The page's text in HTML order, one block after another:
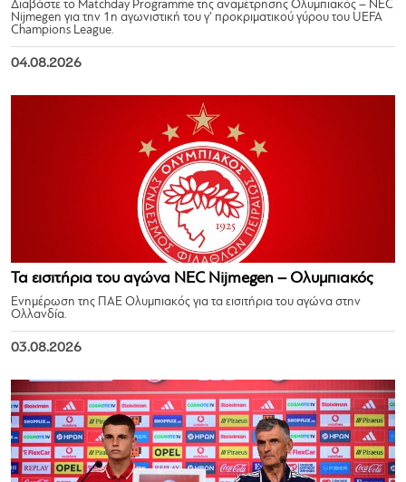
Διαβάστε το Matchday Programme της αναμέτρησης Ολυμπιακός – NEC
Nijmegen για την 1η αγωνιστική του γ’ προκριματικού γύρου του UEFA
Champions League.
04.08.2026
Τα εισιτήρια του αγώνα NEC Nijmegen – Ολυμπιακός
Ενημέρωση της ΠΑΕ Ολυμπιακός για τα εισιτήρια του αγώνα στην
Ολλανδία.
03.08.2026